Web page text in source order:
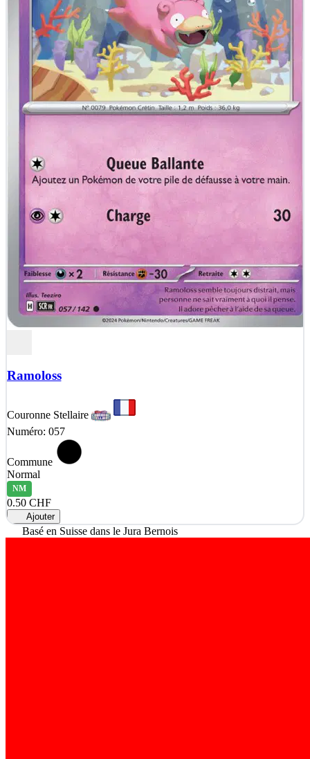
Ramoloss
Couronne Stellaire
Numéro: 057
Commune
Normal
NM
0.50 CHF
Ajouter
Basé en Suisse dans le Jura Bernois